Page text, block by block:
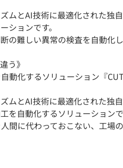
ムとAI技術に最適化された独
ションです。
の難しい異常の検査を自動化し
う》
化するソリューション『
ムとAI技術に最適化された独
を自動化するソリューションで
間に代わっておこない、工場